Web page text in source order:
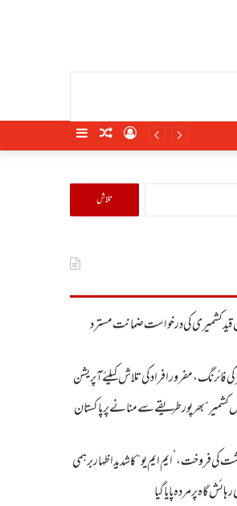
SidebarRandomLog
تلاش
کریں
کشمیری کی درخواست ضمانت مسترد
فائرنگ،مفرور افراد کی تلاش کیلئے آپریشن
کشمیر “ بھر پور طریقے سے منانے پر پاکستان
فروخت ، ’ایم ایم یو“ کا شدید اظہار برہمی